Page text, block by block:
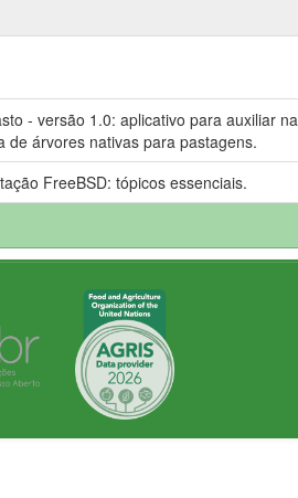
- versão 1.0: aplicativo para auxiliar na
de árvores nativas para pastagens.
FreeBSD: tópicos essenciais.